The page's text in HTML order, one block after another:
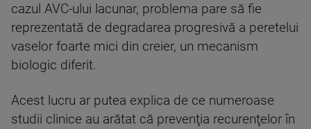
cazul AVC-ului lacunar, problema pare să fie
reprezentată de degradarea progresivă a peretelui
vaselor foarte mici din creier, un mecanism
biologic diferit.
Acest lucru ar putea explica de ce numeroase
studii clinice au arătat că prevenţia recurenţelor în